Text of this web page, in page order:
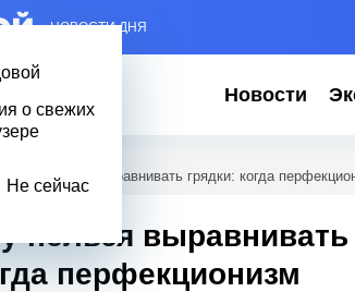
– НОВОСТИ ДНЯ
о свежих
Не сейчас
Новости
нельзя выравнивать грядки: когда
нельзя выравнивать
перфекционизм